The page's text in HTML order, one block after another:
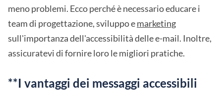
meno problemi. Ecco perché è necessario educare i
team di progettazione, sviluppo emarketing
sull'importanza dell'accessibilità delle e-mail. Inoltre,
assicuratevi di fornire loro le migliori pratiche.
**I vantaggi dei messaggi accessibili